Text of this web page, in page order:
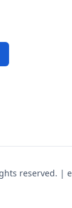
reserved. |